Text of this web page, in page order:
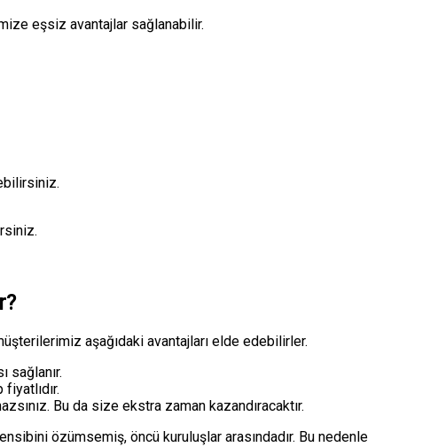
eşsiz avantajlar sağlanabilir.
aşağıdaki avantajları elde edebilirler.
sağlanır.
Bu da size ekstra zaman kazandıracaktır.
özümsemiş, öncü kuruluşlar arasındadır. Bu nedenle